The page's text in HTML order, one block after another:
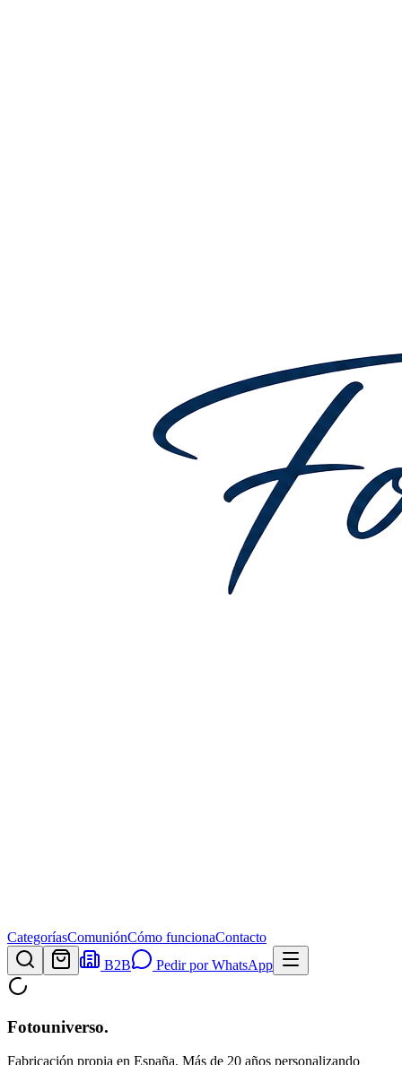
CategoríasComuniónCómo funcionaContacto
B2B
Pedir por WhatsApp
Fotouniverso.
Fabricación propia en España. Más de 20 años personalizando